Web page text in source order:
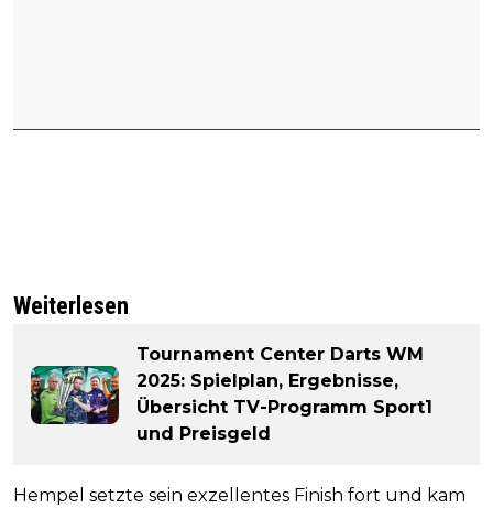
Weiterlesen
Tournament Center Darts WM
2025: Spielplan, Ergebnisse,
Übersicht TV-Programm Sport1
und Preisgeld
Hempel setzte sein exzellentes Finish fort und kam